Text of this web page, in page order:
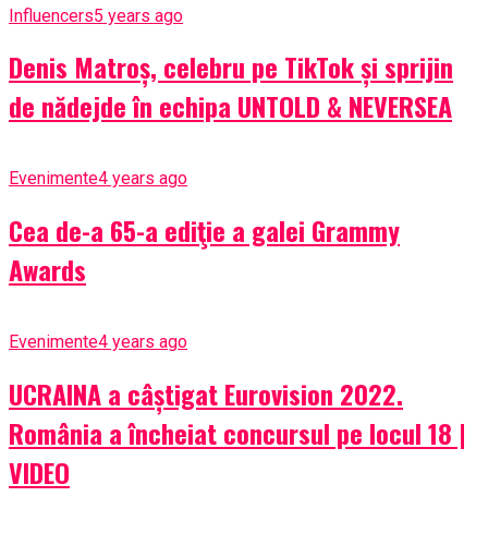
Influencers5 years ago
Denis Matroș, celebru pe TikTok și sprijin
de nădejde în echipa UNTOLD & NEVERSEA
Evenimente4 years ago
Cea de-a 65-a ediţie a galei Grammy
Awards
Evenimente4 years ago
UCRAINA a câștigat Eurovision 2022.
România a încheiat concursul pe locul 18 |
VIDEO